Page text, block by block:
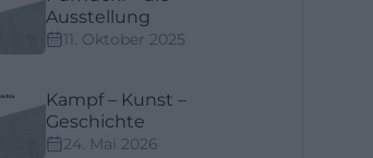
Ausstellung
11. Oktober 2025
Kampf – Kunst –
Geschichte
24. Mai 2026